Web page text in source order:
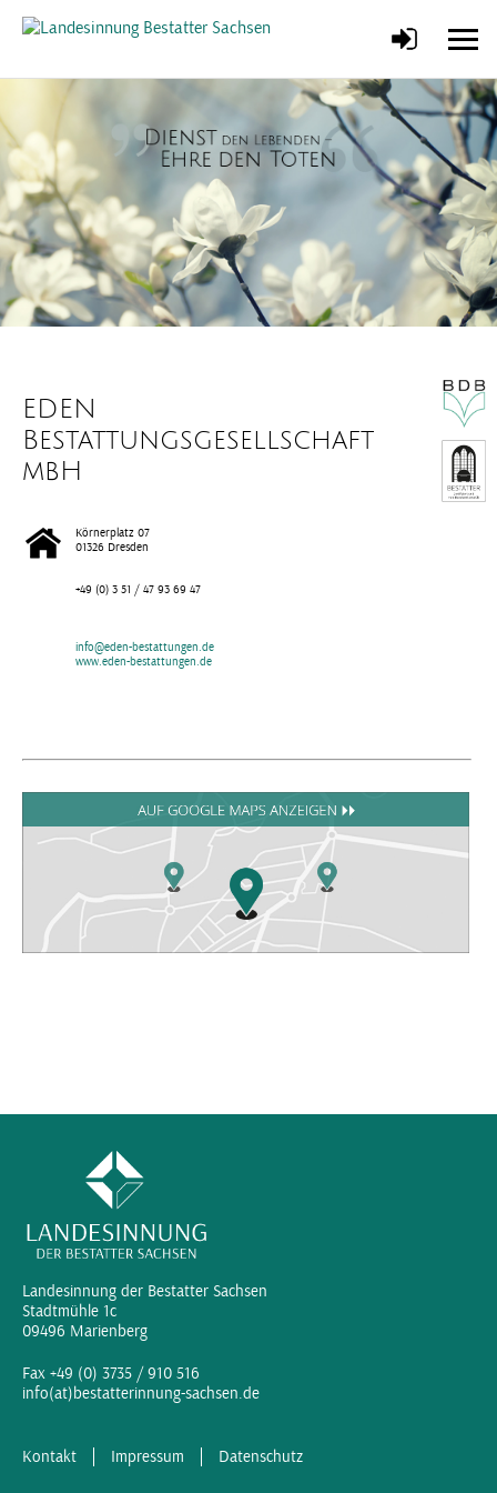
EDEN
Bestattungsgesellschaft
mbH
Körnerplatz 07
01326 Dresden
+49 (0) 3 51 / 47 93 69 47
info@eden-bestattungen.de
www.eden-bestattungen.de
Landesinnung der Bestatter Sachsen
Stadtmühle 1c
09496 Marienberg
Fax +49 (0) 3735 / 910 516
info(at)bestatterinnung-sachsen.de
Kontakt Impressum Datenschutz